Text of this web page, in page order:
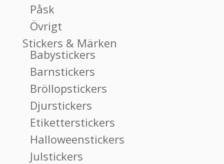
Påsk
Övrigt
Stickers & Märken
Babystickers
Barnstickers
Bröllopstickers
Djurstickers
Etiketterstickers
Halloweenstickers
Julstickers